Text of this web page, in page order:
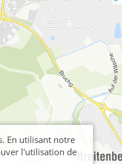
En utilisant notre
l'utilisation de